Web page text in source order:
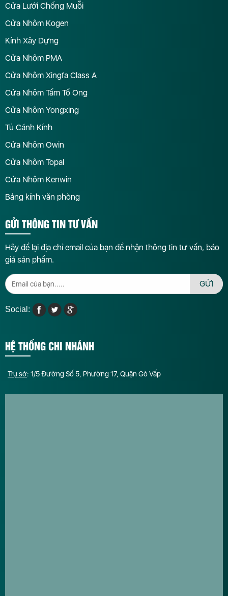
Cửa Lưới Chống Muỗi
Cửa Nhôm Kogen
Kính Xây Dựng
Cửa Nhôm PMA
Cửa Nhôm Xingfa Class A
Cửa Nhôm Tấm Tổ Ong
Cửa Nhôm Yongxing
Tủ Cánh Kính
Cửa Nhôm Owin
Cửa Nhôm Topal
Cửa Nhôm Kenwin
Bảng kính văn phòng
GỬI THÔNG TIN TƯ VẤN
Hãy để lại địa chỉ email của bạn để nhận thông tin tư vấn, báo
giá sản phẩm.
GỬI
Social:
HỆ THỐNG CHI NHÁNH
Trụ sở: 1/5 Đường Số 5, Phường 17, Quận Gò Vấp